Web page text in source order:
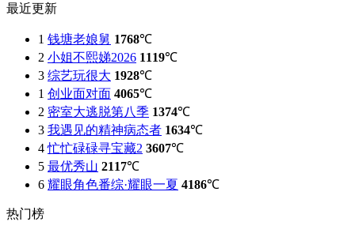
最近更新
1 钱塘老娘舅 1768℃
2 小姐不熙娣2026 1119℃
3 综艺玩很大 1928℃
1 创业面对面 4065℃
2 密室大逃脱第八季 1374℃
3 我遇见的精神病态者 1634℃
4 忙忙碌碌寻宝藏2 3607℃
5 最优秀山 2117℃
6 耀眼角色番综·耀眼一夏 4186℃
热门榜